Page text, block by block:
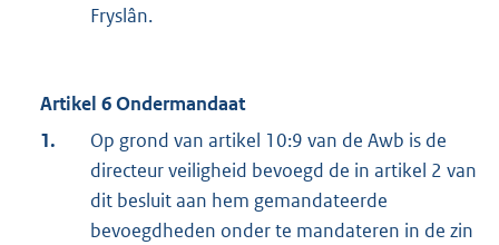
Fryslân.
Artikel 6 Ondermandaat
1.
Op grond van artikel 10:9 van de Awb is de
directeur veiligheid bevoegd de in artikel 2 van
dit besluit aan hem gemandateerde
bevoegdheden onder te mandateren in de zin